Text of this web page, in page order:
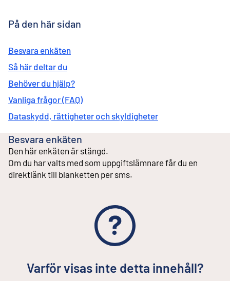
På den här sidan
Besvara enkäten
Så här deltar du
Behöver du hjälp?
Vanliga frågor (FAQ)
Dataskydd, rättigheter och skyldigheter
Besvara enkäten
Den här enkäten är stängd.
Om du har valts med som uppgiftslämnare får du en
direktlänk till blanketten per sms.
Varför visas inte detta innehåll?